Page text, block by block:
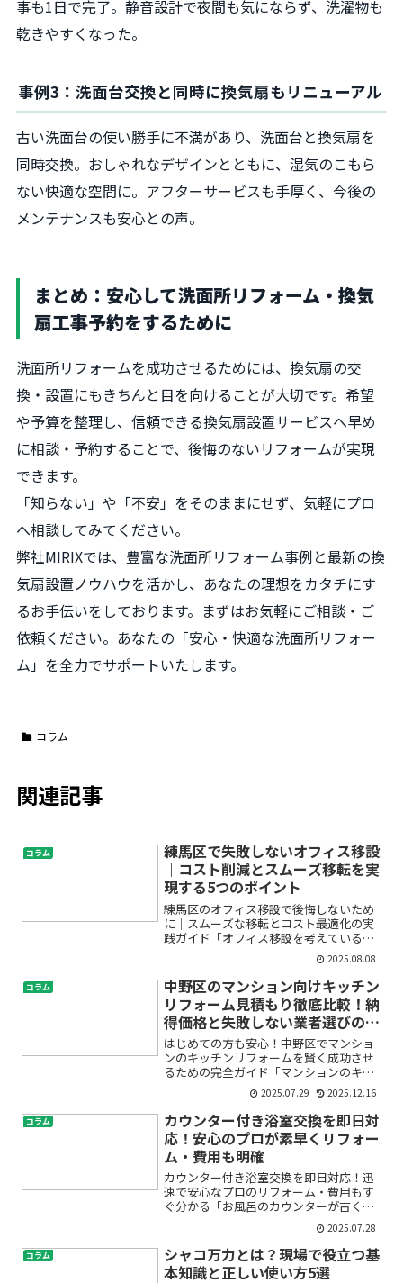
事も1日で完了。静音設計で夜間も気にならず、洗濯物も
乾きやすくなった。
事例3：洗面台交換と同時に換気扇もリニューアル
古い洗面台の使い勝手に不満があり、洗面台と換気扇を
同時交換。おしゃれなデザインとともに、湿気のこもら
ない快適な空間に。アフターサービスも手厚く、今後の
メンテナンスも安心との声。
まとめ：安心して洗面所リフォーム・換気
扇工事予約をするために
洗面所リフォームを成功させるためには、換気扇の交
換・設置にもきちんと目を向けることが大切です。希望
や予算を整理し、信頼できる換気扇設置サービスへ早め
に相談・予約することで、後悔のないリフォームが実現
できます。
「知らない」や「不安」をそのままにせず、気軽にプロ
へ相談してみてください。
弊社MIRIXでは、豊富な洗面所リフォーム事例と最新の換
気扇設置ノウハウを活かし、あなたの理想をカタチにす
るお手伝いをしております。まずはお気軽にご相談・ご
依頼ください。あなたの「安心・快適な洗面所リフォー
ム」を全力でサポートいたします。
コラム
関連記事
コラム
練馬区で失敗しないオフィス移設
｜コスト削減とスムーズ移転を実
現する5つのポイント
練馬区のオフィス移設で後悔しないため
に｜スムーズな移転とコスト最適化の実
践ガイド「オフィス移設を考えている
が、何から始めればよいか分からない」
「費用や手続き、業者選びが不安…」
——そんな悩みをお持ちの方は多いので
はないでしょうか。特に練馬区...
2025.08.08
コラム
中野区のマンション向けキッチン
リフォーム見積もり徹底比較！納
得価格と失敗しない業者選びのコ
ツ
はじめての方も安心！中野区でマンショ
ンのキッチンリフォームを賢く成功させ
るための完全ガイド「マンションのキッ
チンリフォーム、どれくらい費用がかか
るの？」「見積もりってどう取ればいい
の？」「中野区で信頼できる業者選びの
ポイントは？」――このよ...
2025.07.29 2025.12.16
コラム
カウンター付き浴室交換を即日対
応！安心のプロが素早くリフォー
ム・費用も明確
カウンター付き浴室交換を即日対応！迅
速で安心なプロのリフォーム・費用もす
ぐ分かる「お風呂のカウンターが古くて
掃除しても取れない汚れが目立つ」「家
族が安全に使える浴室にしたい」「思っ
たより早くリフォームが必要になったけ
ど、すぐ対応してもらえる...
2025.07.28
コラム
シャコ万力とは？現場で役立つ基
本知識と正しい使い方5選